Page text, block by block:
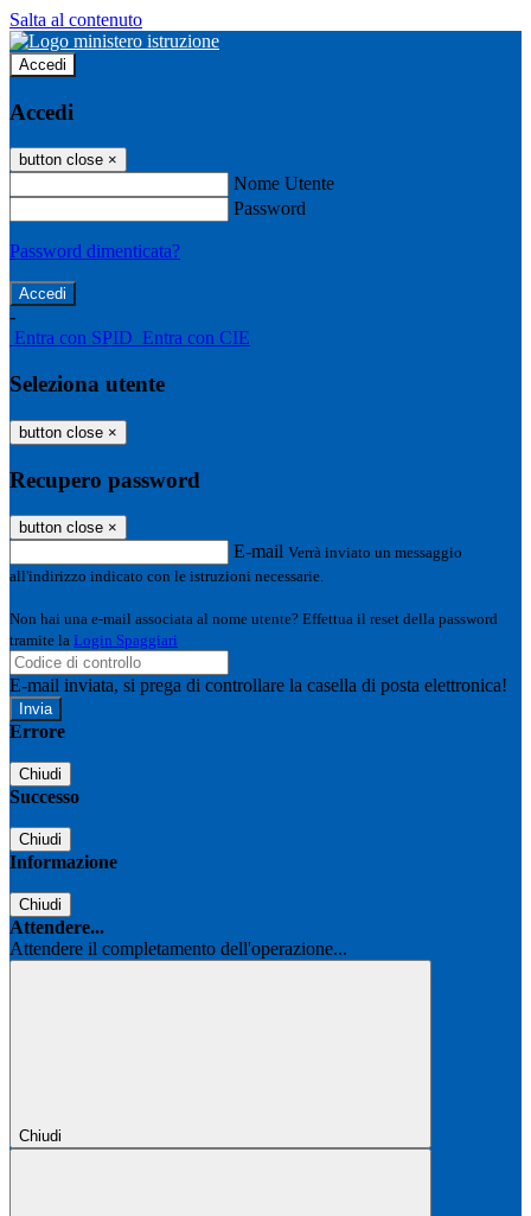
Salta al contenuto
Accedi
Accedi
button close ×
Nome Utente
Password
Password dimenticata?
-
Entra con SPID Entra con CIE
Seleziona utente
button close ×
Recupero password
button close ×
E-mail Verrà inviato un messaggio
all'indirizzo indicato con le istruzioni necessarie.
Non hai una e-mail associata al nome utente? Effettua il reset della password
tramite la Login Spaggiari
E-mail inviata, si prega di controllare la casella di posta elettronica!
Errore
Chiudi
Successo
Chiudi
Informazione
Chiudi
Attendere...
Attendere il completamento dell'operazione...
Chiudi